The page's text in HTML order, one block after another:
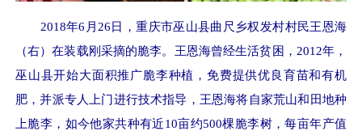
2018年6月26日，重庆市巫山县曲尺乡权发村村民王恩海
（右）在装载刚采摘的脆李。王恩海曾经生活贫困，2012年，
巫山县开始大面积推广脆李种植，免费提供优良育苗和有机
肥，并派专人上门进行技术指导，王恩海将自家荒山和田地种
上脆李，如今他家共种有近10亩约500棵脆李树，每亩年产值